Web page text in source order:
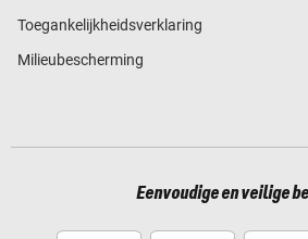
Toegankelijkheidsverklaring
Milieubescherming
Eenvoudige en veilige